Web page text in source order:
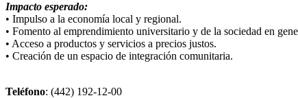
Impacto esperado:
• Impulso a la economía local y regional.
• Fomento al emprendimiento universitario y de la sociedad en
• Acceso a productos y servicios a precios justos.
• Creación de un espacio de integración comunitaria.
Teléfono: (442) 192-12-00